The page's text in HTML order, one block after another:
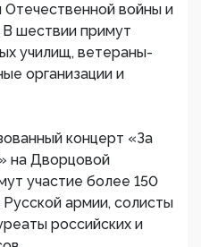
Отечественной войны и
В шествии примут
училищ, ветераны-
организации и
концерт «За
на Дворцовой
участие более 150
армии, солисты
российских и